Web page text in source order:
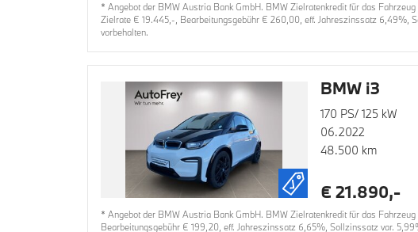
* Angebot der BMW Austria Bank GmbH. BMW Zielratenkredit für das
Zielrate € 19.445,-, Bearbeitungsgebühr € 260,00, eff. Jahreszinssatz 6,49%,
vorbehalten.
BMW i3
170 PS/ 125 kW
06.2022
48.500 km
€ 21.890,-
* Angebot der BMW Austria Bank GmbH. BMW Zielratenkredit für das
Bearbeitungsgebühr € 199,20, eff. Jahreszinssatz 6,65%, Sollzinssatz var.